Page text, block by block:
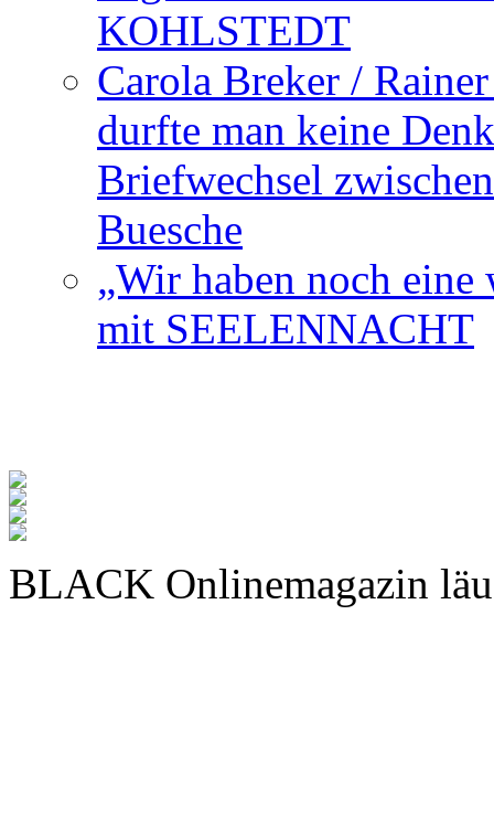
KOHLSTEDT
Carola Breker /
durfte man keine
Briefwechsel
Buesche
„Wir haben noch
mit SEELENNACHT
BLACK Onlinemagazin